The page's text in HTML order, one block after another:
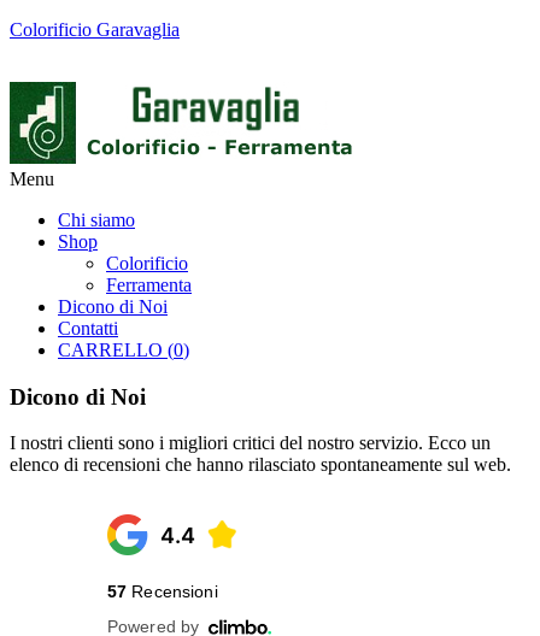
Colorificio Garavaglia
Menu
Chi siamo
Shop
Colorificio
Ferramenta
Dicono di Noi
Contatti
CARRELLO (0)
Dicono di Noi
I nostri clienti sono i migliori critici del nostro servizio. Ecco un
elenco di recensioni che hanno rilasciato spontaneamente sul web.